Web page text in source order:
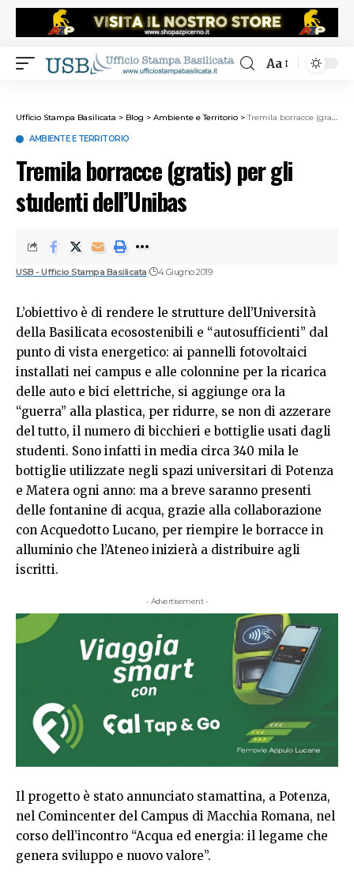
Aa
Ufficio Stampa Basilicata > Blog > Ambiente e Territorio >Tremila borracce (gratis) per gli studenti dell’Unibas
AMBIENTE E TERRITORIO
Tremila borracce (gratis) per gli
studenti dell’Unibas
USB - Ufficio Stampa Basilicata 4 Giugno 2019
L’obiettivo è di rendere le strutture dell’Università
della Basilicata ecosostenibili e “autosufficienti” dal
punto di vista energetico: ai pannelli fotovoltaici
installati nei campus e alle colonnine per la ricarica
delle auto e bici elettriche, si aggiunge ora la
“guerra” alla plastica, per ridurre, se non di azzerare
del tutto, il numero di bicchieri e bottiglie usati dagli
studenti. Sono infatti in media circa 340 mila le
bottiglie utilizzate negli spazi universitari di Potenza
e Matera ogni anno: ma a breve saranno presenti
delle fontanine di acqua, grazie alla collaborazione
con Acquedotto Lucano, per riempire le borracce in
alluminio che l’Ateneo inizierà a distribuire agli
iscritti.
- Advertisement -
Il progetto è stato annunciato stamattina, a Potenza,
nel Comincenter del Campus di Macchia Romana, nel
corso dell’incontro “Acqua ed energia: il legame che
genera sviluppo e nuovo valore”.